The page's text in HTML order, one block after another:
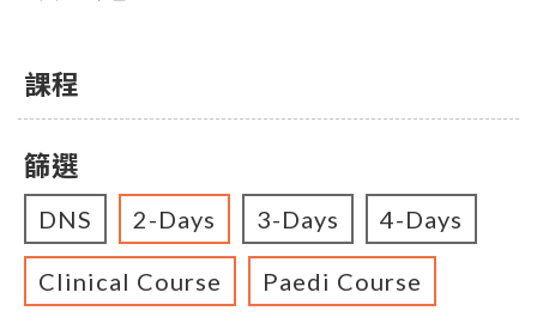
課程
篩選
DNS 2-Days 3-Days 4-Days
Clinical Course Paedi Course